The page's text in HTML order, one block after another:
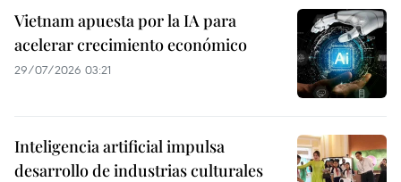
Vietnam apuesta por la IA para
acelerar crecimiento económico
29/07/2026 03:21
Inteligencia artificial impulsa
desarrollo de industrias culturales